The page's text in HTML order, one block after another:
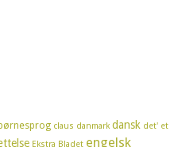
claus danmark dansk det' et
Ekstra Bladet engelsk